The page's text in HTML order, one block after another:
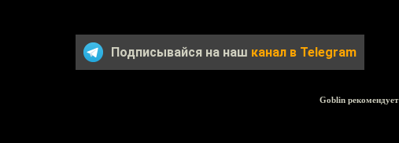
Подписывайся на наш канал в Telegram
Goblin рекомендует